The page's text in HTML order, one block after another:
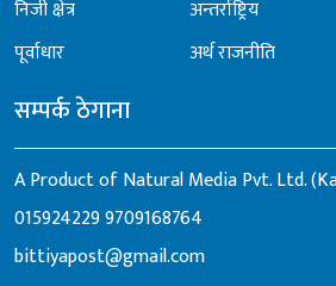
निजी क्षेत्र
पूर्वाधार
अन्तर्राष्ट्रिय
अर्थ राजनीति
सम्पर्क ठेगाना
A Product of Natural Media Pvt. Ltd.
0159242299709168764
bittiyapost@gmail.com